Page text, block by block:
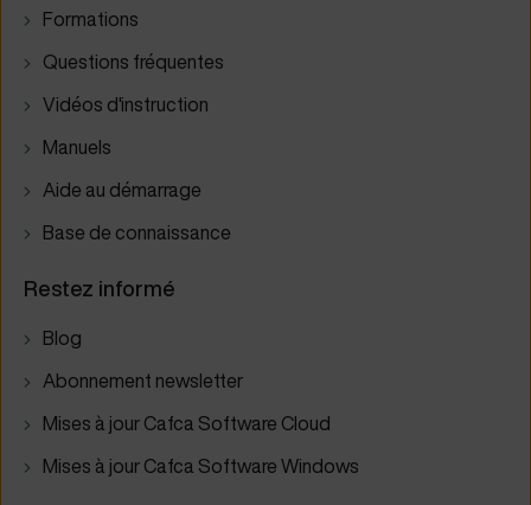
Formations
Questions fréquentes
Vidéos d'instruction
Manuels
Aide au démarrage
Base de connaissance
Restez informé
Blog
Abonnement newsletter
Mises à jour Cafca Software Cloud
Mises à jour Cafca Software Windows